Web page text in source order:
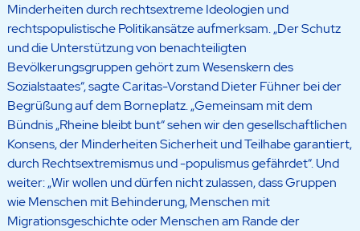
Minderheiten durch rechtsextreme Ideologien und
rechtspopulistische Politikansätze aufmerksam. „Der Schutz
und die Unterstützung von benachteiligten
Bevölkerungsgruppen gehört zum Wesenskern des
Sozialstaates“, sagte Caritas-Vorstand Dieter Fühner bei der
Begrüßung auf dem Borneplatz. „Gemeinsam mit dem
Bündnis „Rheine bleibt bunt“ sehen wir den gesellschaftlichen
Konsens, der Minderheiten Sicherheit und Teilhabe garantiert,
durch Rechtsextremismus und -populismus gefährdet“. Und
weiter: „Wir wollen und dürfen nicht zulassen, dass Gruppen
wie Menschen mit Behinderung, Menschen mit
Migrationsgeschichte oder Menschen am Rande der